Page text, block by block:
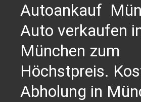
Autoankauf
Auto verkaufen
München zum
Höchstpreis.
Abholung in